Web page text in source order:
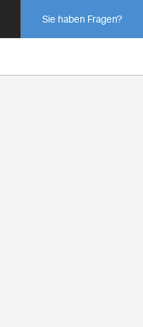
Sie haben Fragen?